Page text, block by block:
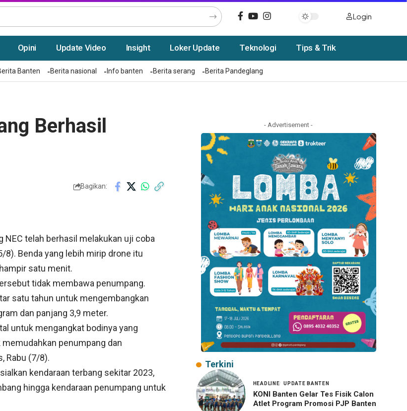
Login
Opini Update Video Insight Loker Update Teknologi Tips & Trik
Banten Berita nasional Info banten Berita serang Berita Pandeglang
Berhasil
Bagikan:
telah berhasil melakukan uji coba
8). Benda yang lebih mirip drone itu
satu menit.
tidak membawa penumpang.
satu tahun untuk mengembangkan
dan panjang 3,9 meter.
untuk mengangkat bodinya yang
memudahkan penumpang dan
Rabu (7/8).
kendaraan terbang sekitar 2023,
hingga kendaraan penumpang untuk
- Advertisement -
Terkini
HEADLINE UPDATE BANTEN
KONI Banten Gelar Tes Fisik Calon
Atlet Program Promosi PJP Banten